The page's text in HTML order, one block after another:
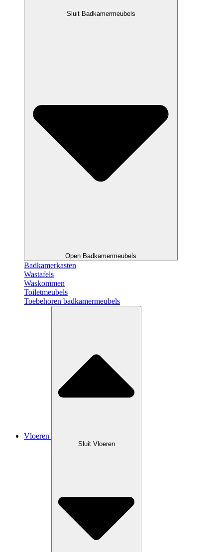
Sluit Badkamermeubels
Open Badkamermeubels
Badkamerkasten
Wastafels
Waskommen
Toiletmeubels
Toebehoren badkamermeubels
Vloeren
Sluit Vloeren